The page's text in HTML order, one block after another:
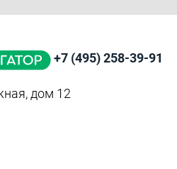
+7 (495) 258-39-91
дом 12